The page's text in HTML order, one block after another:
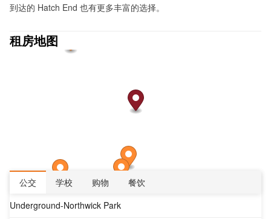
到达的 Hatch End 也有更多丰富的选择。
租房地图
公交 学校 购物
餐饮
Underground-Northwick Park